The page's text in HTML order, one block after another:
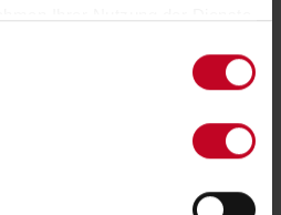
Staunässe, ist sehr atmungsaktiv,
und ist von Natur aus hygienisch.
abnehmbar und können bis 60°C